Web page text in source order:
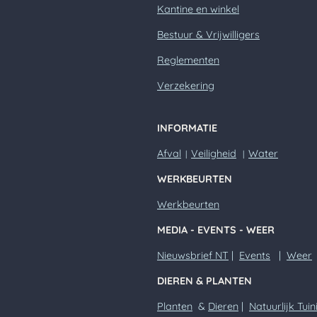
Kantine en winkel
Bestuur & Vrijwilligers
Reglementen
Verzekering
INFORMATIE
Afval | Veiligheid | Water
WERKBEURTEN
Werkbeurten
MEDIA - EVENTS - WEER
Nieuwsbrief NT | Events | Weer
DIEREN & PLANTEN
Planten & Dieren | Natuurlijk